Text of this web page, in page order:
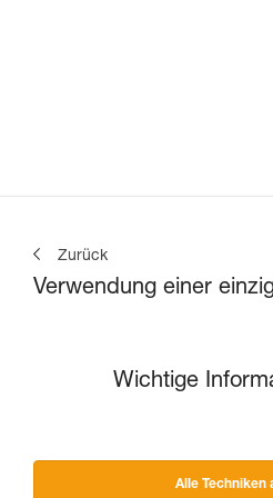
Zurück
Verwendung einer
Wichtige
Alle Techniken